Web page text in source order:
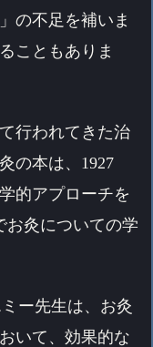
の不足を補いま
こともありま
行われてきた治
の本は、1927
的アプローチを
お灸についての学
ー先生は、お灸
いて、効果的な